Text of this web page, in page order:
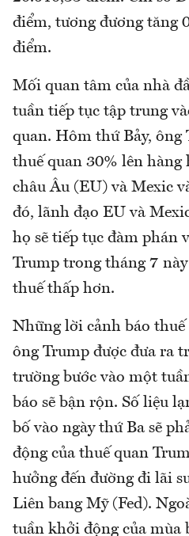
điểm, tương đương tăng
điểm.
Mối quan tâm của nhà
tuần tiếp tục tập trung
quan. Hôm thứ Bảy, ông
thuế quan 30% lên
châu Âu (EU) và Mexic
đó, lãnh đạo EU và
họ sẽ tiếp tục đàm phán
Trump trong tháng 7
thuế thấp hơn.
Những lời cảnh báo
ông Trump được đưa ra
trường bước vào một
báo sẽ bận rộn. Số liệu
bố vào ngày thứ Ba sẽ
động của thuế quan
hưởng đến đường đi lãi
Liên bang Mỹ (Fed).
tuần khởi động của mùa